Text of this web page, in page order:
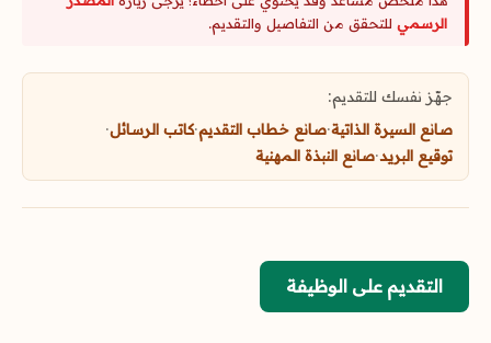
الرسمي للتحقق من التفاصيل والتقديم.
جهّز نفسك للتقديم:
صانع السيرة الذاتية·صانع خطاب التقديم·كاتب الرسائل·
توقيع البريد·صانع النبذة المهنية
التقديم على الوظيفة